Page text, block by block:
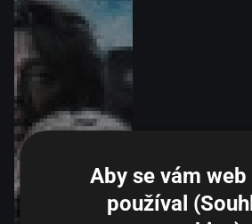
Aby se vám
používal